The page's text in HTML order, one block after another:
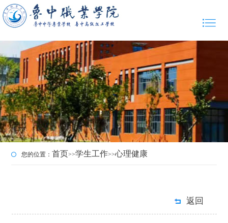
您的位置： 首页>>学生工作>>心理健康
返回